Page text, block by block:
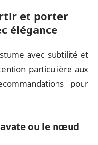
et porter
élégance
avec subtilité et
particulière aux
pour
ou le nœud